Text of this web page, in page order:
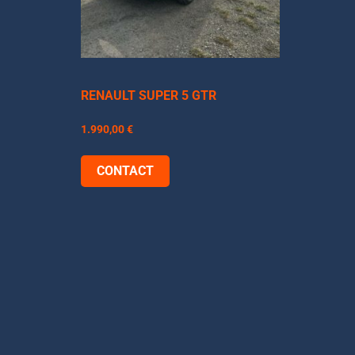
RENAULT SUPER 5 GTR
1.990,00€
CONTACT